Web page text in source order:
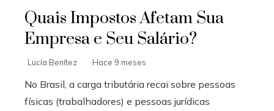
Quais Impostos Afetam Sua
Empresa e Seu Salário?
Lucía Benítez Hace 9 meses
No Brasil, a carga tributária recai sobre pessoas
físicas (trabalhadores) e pessoas jurídicas